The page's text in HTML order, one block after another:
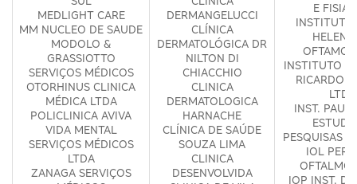
MEDLIGHT CARE
MM NUCLEO DE SAUDE
MODOLO &
GRASSIOTTO
SERVIÇOS MÉDICOS
OTORHINUS CLINICA
MÉDICA LTDA
POLICLINICA AVIVA
VIDA MENTAL
SERVIÇOS MÉDICOS
LTDA
ZANAGA SERVIÇOS
DERMANGELUCCI
CLÍNICA
DERMATOLÓGICA DR
NILTON DI
CHIACCHIO
CLINICA
DERMATOLOGICA
HARNACHE
CLÍNICA DE SAÚDE
SOUZA LIMA
CLINICA
DESENVOLVIDA
E
INSTITUTO
INSTITUTO
RICARDO
LTDA
INST.
PESQUISAS
IOL
IOP INST.